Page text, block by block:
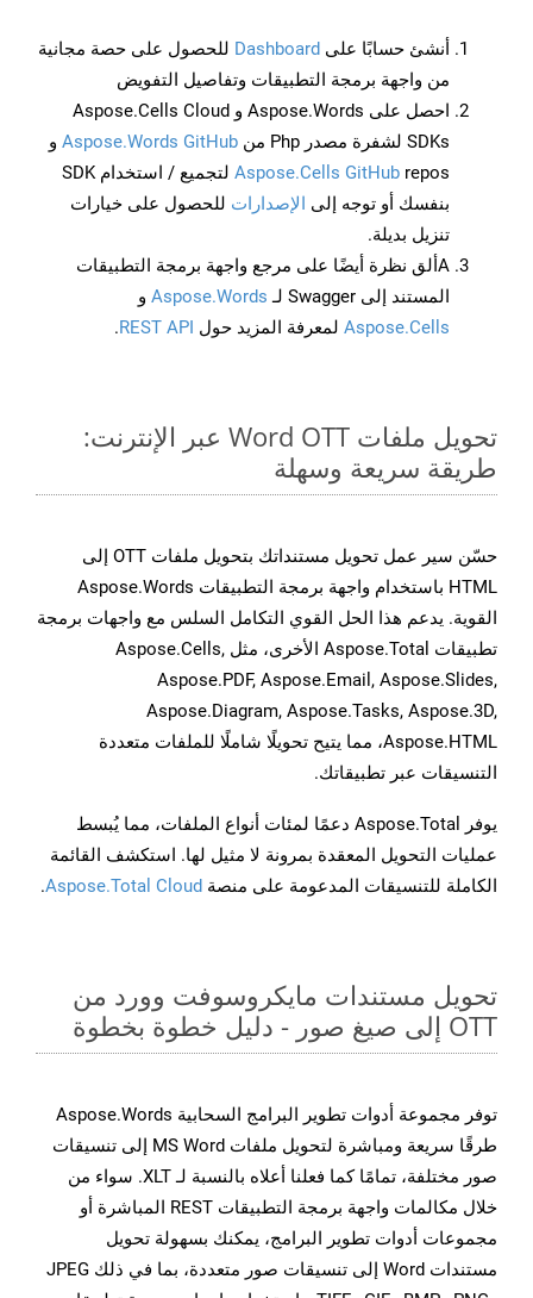
أنشئ حسابًا على Dashboard للحصول على حصة مجانية
من واجهة برمجة التطبيقات وتفاصيل التفويض
احصل على Aspose.Words و Aspose.Cells Cloud
SDKs لشفرة مصدر Php من
Aspose.Words GitHub و
Aspose.Cells GitHub
repos لتجميع / استخدام SDK
بنفسك أو توجه إلى الإصدارات للحصول على خيارات
تنزيل بديلة.
Aألق نظرة أيضًا على مرجع واجهة برمجة التطبيقات
المستند إلى Swagger لـ
Aspose.Words و
Aspose.Cells لمعرفة المزيد حول REST API
.
تحويل ملفات Word OTT عبر الإنترنت:
طريقة سريعة وسهلة
حسّن سير عمل تحويل مستنداتك بتحويل ملفات OTT إلى
HTML باستخدام واجهة برمجة التطبيقات Aspose.Words
القوية. يدعم هذا الحل القوي التكامل السلس مع واجهات برمجة
تطبيقات Aspose.Total الأخرى، مثل Aspose.Cells,
Aspose.PDF, Aspose.Email, Aspose.Slides,
Aspose.Diagram, Aspose.Tasks, Aspose.3D,
Aspose.HTML، مما يتيح تحويلًا شاملًا للملفات متعددة
التنسيقات عبر تطبيقاتك.
يوفر Aspose.Total دعمًا لمئات أنواع الملفات، مما يُبسط
عمليات التحويل المعقدة بمرونة لا مثيل لها. استكشف القائمة
الكاملة للتنسيقات المدعومة على منصة Aspose.Total Cloud
.
تحويل مستندات مايكروسوفت وورد من
OTT إلى صيغ صور - دليل خطوة بخطوة
توفر مجموعة أدوات تطوير البرامج السحابية Aspose.Words
طرقًا سريعة ومباشرة لتحويل ملفات MS Word إلى تنسيقات
صور مختلفة، تمامًا كما فعلنا أعلاه بالنسبة لـ XLT. سواء من
خلال مكالمات واجهة برمجة التطبيقات REST المباشرة أو
مجموعات أدوات تطوير البرامج، يمكنك بسهولة تحويل
مستندات Word إلى تنسيقات صور متعددة، بما في ذلك JPEG